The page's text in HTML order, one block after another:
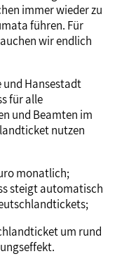
immer wieder zu
führen. Für
wir endlich
und Hansestadt
für alle
und Beamten im
nutzen
monatlich;
steigt automatisch
um rund